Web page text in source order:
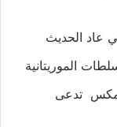
عاد الحديث
الموريتانية
تدعى